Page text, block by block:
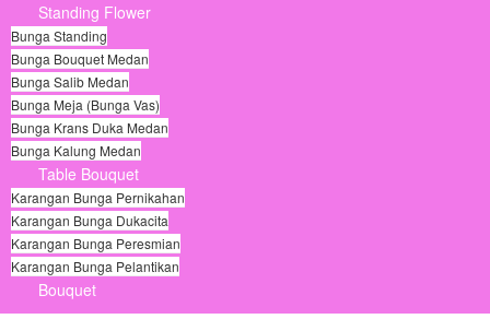
Standing Flower
Bunga Standing
Bunga Bouquet Medan
Bunga Salib Medan
Bunga Meja (Bunga Vas)
Bunga Krans Duka Medan
Bunga Kalung Medan
Table Bouquet
Karangan Bunga Pernikahan
Karangan Bunga Dukacita
Karangan Bunga Peresmian
Karangan Bunga Pelantikan
Bouquet